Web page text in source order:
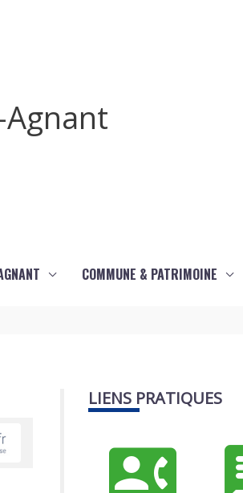
COMMUNE & PATRIMOINE
LIENS PRATIQUES